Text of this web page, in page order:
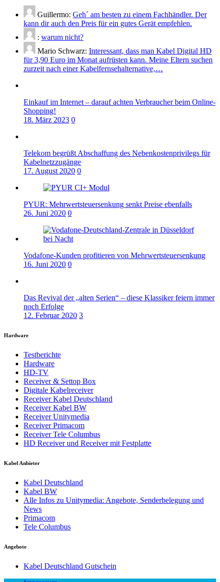
Guillermo: Geh´ am besten zu einem Fachhändler. Der
kann dir auch den Preis für ein gutes Gerät empfehlen.
: warum nicht?
Mario Schwarz: Interessant, dass man Kabel Digital HD
für 3,90 Euro im Monat aufrüsten kann. Meine Eltern suchen
zurzeit nach einer Kabelfernsehalternative,…
Einkauf im Internet – darauf achten Verbraucher beim Online-
Shopping!
18. März 2023 0
Telekom begrüßt Abschaffung des Nebenkostenprivilegs für
Kabelnetzzugänge
17. August 2020 0
PYUR: Mehrwertsteuersenkung senkt Preise ebenfalls
26. Juni 2020 0
Vodafone-Kunden profitieren von Mehrwertsteuersenkung
16. Juni 2020 0
Das Revival der „alten Serien“ – diese Klassiker feiern immer
noch Erfolge
12. Februar 2020 3
Hardware
Testberichte
Hardware
HD-TV
Receiver & Settop Box
Digitale Kabelreceiver
Receiver Kabel Deutschland
Receiver Kabel BW
Receiver Unitymedia
Receiver Primacom
Receiver Tele Columbus
HD Receiver und Receiver mit Festplatte
Kabel Anbieter
Kabel Deutschland
Kabel BW
Alle Infos zu Unitymedia: Angebote, Senderbelegung und
News
Primacom
Tele Columbus
Angebote
Kabel Deutschland Gutschein